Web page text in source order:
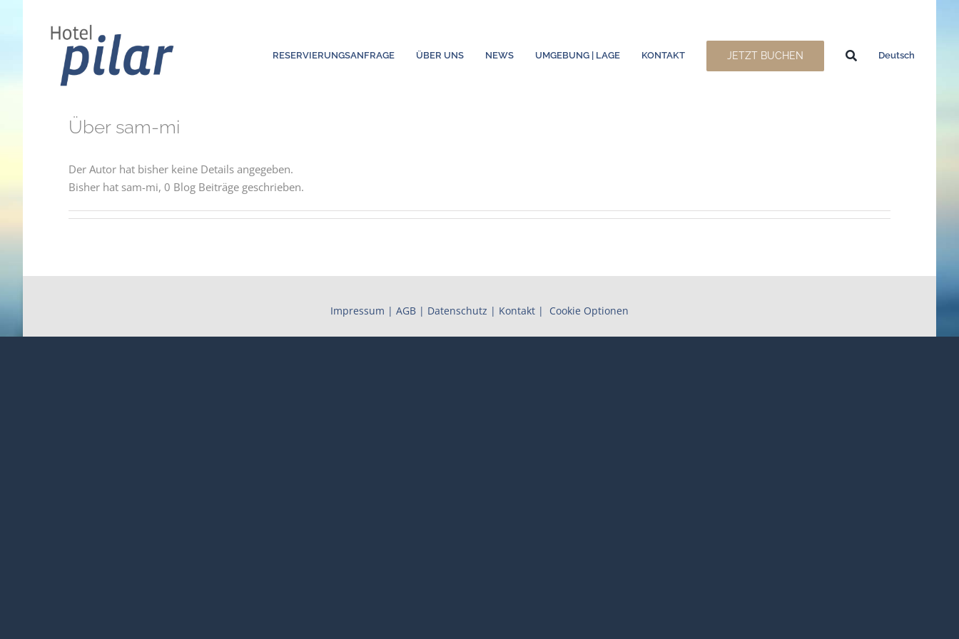
RESERVIERUNGSANFRAGE ÜBER UNS NEWS UMGEBUNG | LAGE KONTAKT JETZT BUCHEN Deutsch
Über sam-mi
Der Autor hat bisher keine Details angegeben.
Bisher hat sam-mi, 0 Blog Beiträge geschrieben.
Impressum | AGB | Datenschutz | Kontakt | Cookie Optionen